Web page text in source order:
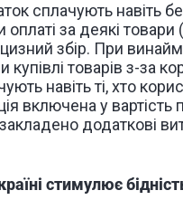
сплачують навіть
за деякі товари
збір. При
купівлі товарів з-за
навіть ті, хто
включена у
додаткові
стимулює